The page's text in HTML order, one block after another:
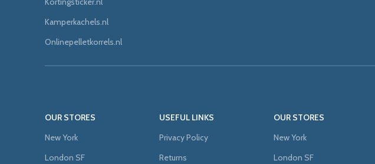
Kamperkachels.nl
Onlinepelletkorrels.nl
OUR STORES
New York
London SF
USEFUL LINKS
Privacy Policy
Returns
OUR STORES
New York
London SF